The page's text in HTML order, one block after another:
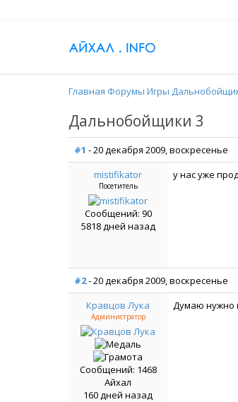
Главная Форумы Игры
Дальнобойщики 3
#1 - 20 декабря 2009, воскресенье
mistifikator
Посетитель
Сообщений: 90
5818 дней назад
у нас уже
#2- 20 декабря 2009, воскресенье
Кравцов Лука
Администратор
Сообщений: 1468
Айхал
160 дней назад
Думаю нужно